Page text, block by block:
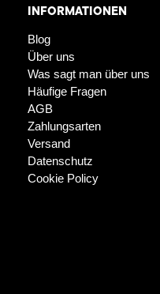
INFORMATIONEN
Blog
Über uns
Was sagt man über uns
Häufige Fragen
AGB
Zahlungsarten
Versand
Datenschutz
Cookie Policy